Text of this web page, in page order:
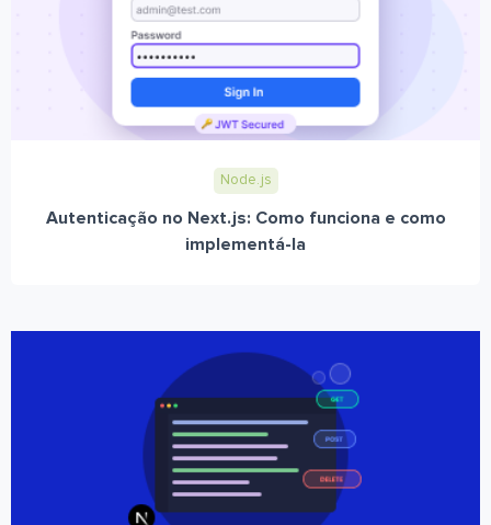
Node.js
Autenticação no Next.js: Como funciona e como
implementá-la